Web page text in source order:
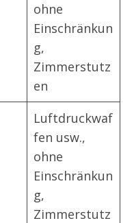
ohne
Einschränkun
g,
Zimmerstutz
en
Luftdruckwaf
fen usw.,
ohne
Einschränkun
g,
Zimmerstutz